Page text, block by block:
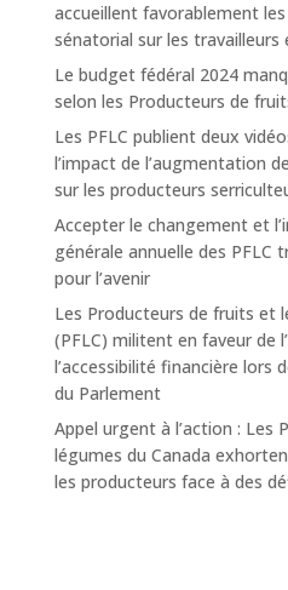
accueillent favorablement
sénatorial sur les
Le budget fédéral 2024
selon les Producteurs de
Les PFLC publient deux
l’impact de l’augmentation
sur les producteurs
Accepter le changement et
générale annuelle des PFLC
pour l’avenir
Les Producteurs de fruits et
(PFLC) militent en faveur de
l’accessibilité financière lors
du Parlement
Appel urgent à l’action : Les
légumes du Canada
les producteurs face à des